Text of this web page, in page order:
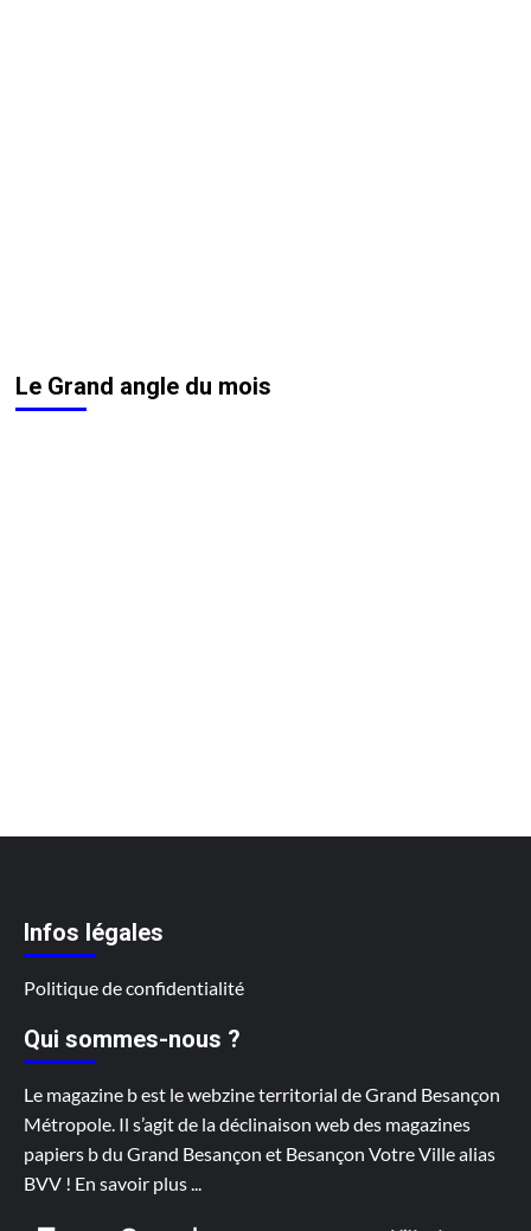
Le Grand angle du mois
Infos légales
Politique de confidentialité
Qui sommes-nous ?
Le magazine b est le webzine territorial de Grand Besançon
Métropole. Il s’agit de la déclinaison web des magazines
papiers b du Grand Besançon et Besançon Votre Ville alias
BVV ! En savoir plus...